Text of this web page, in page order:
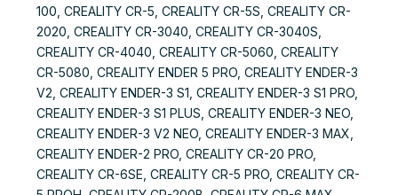
100, CREALITY CR-5, CREALITY CR-5S, CREALITY CR-
2020, CREALITY CR-3040, CREALITY CR-3040S,
CREALITY CR-4040, CREALITY CR-5060, CREALITY
CR-5080, CREALITY ENDER 5 PRO, CREALITY ENDER-3
V2, CREALITY ENDER-3 S1, CREALITY ENDER-3 S1 PRO,
CREALITY ENDER-3 S1 PLUS, CREALITY ENDER-3 NEO,
CREALITY ENDER-3 V2 NEO, CREALITY ENDER-3 MAX,
CREALITY ENDER-2 PRO, CREALITY CR-20 PRO,
CREALITY CR-6SE, CREALITY CR-5 PRO, CREALITY CR-